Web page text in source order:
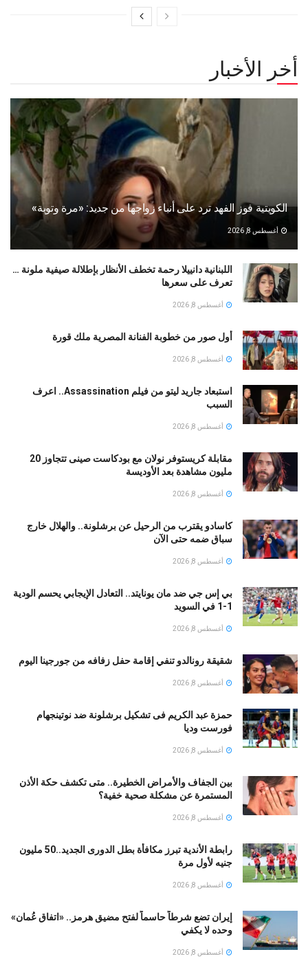
أخر الأخبار
الكويتية فوز الفهد ترد على أنباء زواجها من جديد: «مرة وتوبة» ‏
أغسطس 8, 2026
اللبنانية دانييلا رحمة تخطف الأنظار بإطلالة صيفية ملونة …
تعرف على سعرها
أغسطس 8, 2026
أول صور من خطوبة الفنانة المصرية ملك قورة
أغسطس 8, 2026
استبعاد جاريد ليتو من فيلم Assassination.. اعرف
السبب
أغسطس 8, 2026
مقابلة كريستوفر نولان مع بودكاست صينى تتجاوز 20
مليون مشاهدة بعد الأوديسة
أغسطس 8, 2026
كاسادو يقترب من الرحيل عن برشلونة.. والهلال خارج
سباق ضمه حتى الآن
أغسطس 8, 2026
بي إس جي ضد مان يونايتد.. التعادل الإيجابي يحسم الودية
1-1 في السويد
أغسطس 8, 2026
شقيقة رونالدو تنفي إقامة حفل زفافه من جورجينا اليوم
أغسطس 8, 2026
حمزة عبد الكريم فى تشكيل برشلونة ضد نوتينجهام
فورست وديا
أغسطس 8, 2026
بين الجفاف والأمراض الخطيرة.. متى تكشف حكة الأذن
المستمرة عن مشكلة صحية خفية؟
أغسطس 8, 2026
رابطة الأندية تبرز مكافأة بطل الدورى الجديد..50 مليون
جنيه لأول مرة
أغسطس 8, 2026
إيران تضع شرطاً حاسماً لفتح مضيق هرمز.. «اتفاق عُمان»
وحده لا يكفي
أغسطس 8, 2026